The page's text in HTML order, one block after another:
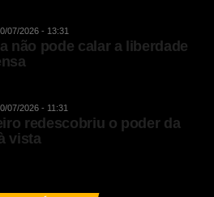
07/2026 - 13:31
não pode calar a liberdade
07/2026 - 11:31
redescobriu o poder da
vista